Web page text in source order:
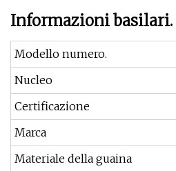
Informazioni basilari.
Modello numero.
Nucleo
Certificazione
Marca
Materiale della guaina